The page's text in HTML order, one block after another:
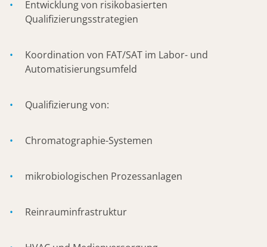
Entwicklung von risikobasierten
Qualifizierungsstrategien
Koordination von FAT/SAT im Labor- und
Automatisierungsumfeld
Qualifizierung von:
Chromatographie-Systemen
mikrobiologischen Prozessanlagen
Reinrauminfrastruktur